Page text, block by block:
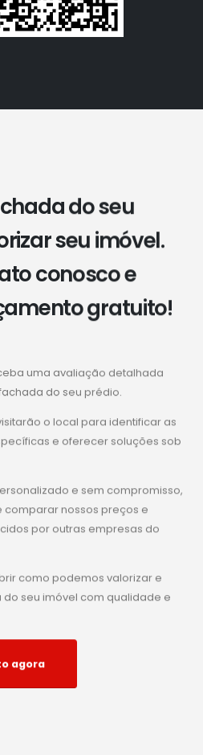
do seu
seu imóvel.
conosco e
gratuito!
uma avaliação detalhada
do seu prédio.
o local para identificar as
e oferecer soluções sob
e sem compromisso,
nossos preços e
por outras empresas do
como podemos valorizar e
seu imóvel com qualidade e
agora